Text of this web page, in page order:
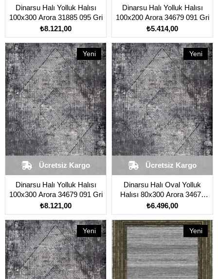
Dinarsu Halı Yolluk Halısı
100x300 Arora 31885 095 Gri
₺8.121,00
Dinarsu Halı Yolluk Halısı
100x200 Arora 34679 091 Gri
₺5.414,00
Dinarsu Halı Yolluk Halısı
100x300 Arora 34679 091 Gri
₺8.121,00
Ücretsiz Kargo
Yeni
Ürün
Dinarsu Halı Oval Yolluk
Halısı 80x300 Arora 34679
091 Gri
₺6.496,00
Ücretsiz Kargo
Yeni
Ürün
Yeni
Ürün
Yeni
Ürün